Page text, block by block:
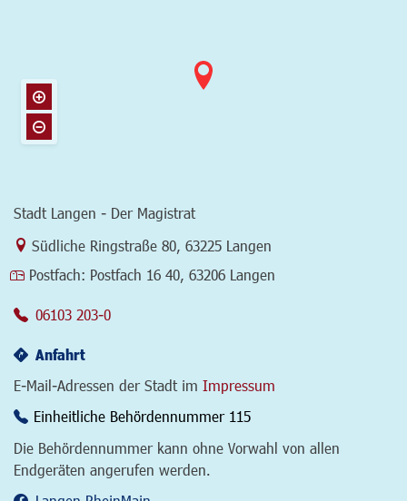
Stadt Langen - Der Magistrat
Link zur Google-Maps Navigation
Südliche Ringstraße 80 63225 Langen
Postfach: Postfach 16 40, 63206 Langen
06103 203-0
Anfahrt
E-Mail-Adressen der Stadt im Impressum
Einheitliche Behördennummer 115
Die Behördennummer kann ohne Vorwahl von allen
Endgeräten angerufen werden.